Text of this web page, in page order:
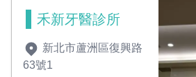
禾新牙醫診所
新北市蘆洲區復興路
63號1